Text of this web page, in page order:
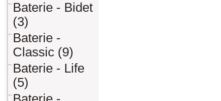
Baterie - Bidet
(3)
Baterie -
Classic (9)
Baterie - Life
(5)